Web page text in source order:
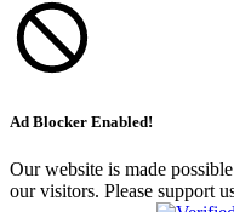
Ad Blocker Enabled!
Our website is made
our visitors. Please support